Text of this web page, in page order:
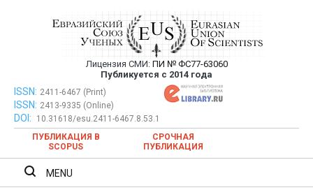
Евразийский Союз Ученых —
публикация научных статей в
ежемесячном научном журнале
Лицензия СМИ: ПИ № ФС77-63060
Публикуется с 2014 года
Евразийский Союз Ученых — публикация научных статей в
ежемесячном научном журнале
ISSN: 2411-6467 (Print)
ISSN: 2413-9335 (Online)
DOI:
10.31618/esu.2411-6467.8.53.1
ПУБЛИКАЦИЯ В
SCOPUS
СРОЧНАЯ
ПУБЛИКАЦИЯ
MENU